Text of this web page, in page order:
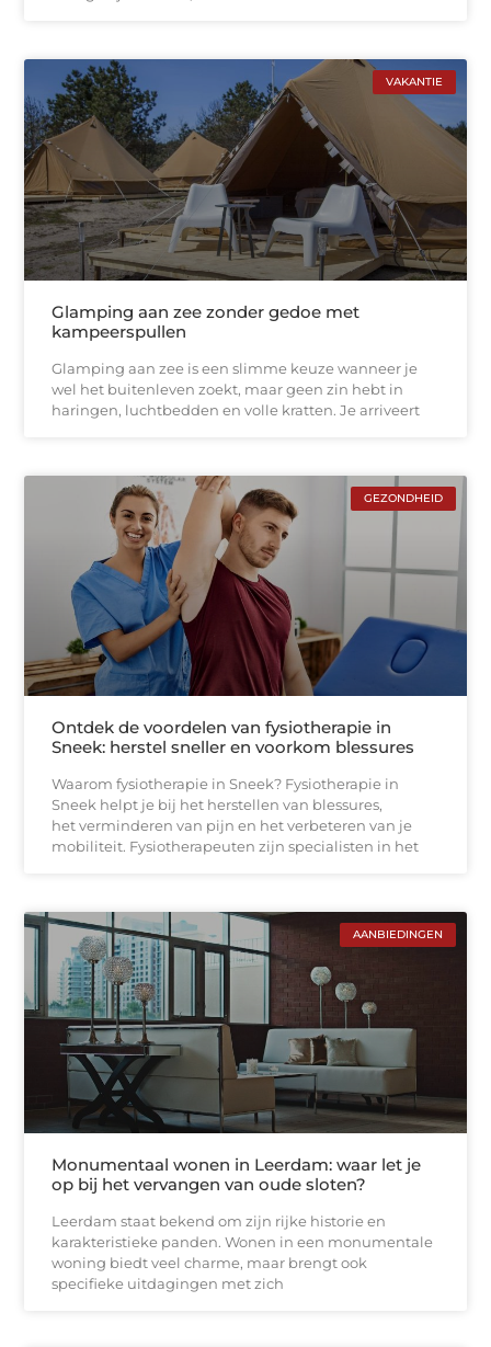
VAKANTIE
Glamping aan zee zonder gedoe met
kampeerspullen
Glamping aan zee is een slimme keuze wanneer je
wel het buitenleven zoekt, maar geen zin hebt in
haringen, luchtbedden en volle kratten. Je arriveert
GEZONDHEID
Ontdek de voordelen van fysiotherapie in
Sneek: herstel sneller en voorkom blessures
Waarom fysiotherapie in Sneek? Fysiotherapie in
Sneek helpt je bij het herstellen van blessures,
het verminderen van pijn en het verbeteren van je
mobiliteit. Fysiotherapeuten zijn specialisten in het
AANBIEDINGEN
Monumentaal wonen in Leerdam: waar let je
op bij het vervangen van oude sloten?
Leerdam staat bekend om zijn rijke historie en
karakteristieke panden. Wonen in een monumentale
woning biedt veel charme, maar brengt ook
specifieke uitdagingen met zich